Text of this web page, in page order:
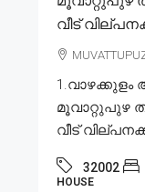
വീട്
മൂവാറ്റുപുഴ
വീട്
32002
HOUSE